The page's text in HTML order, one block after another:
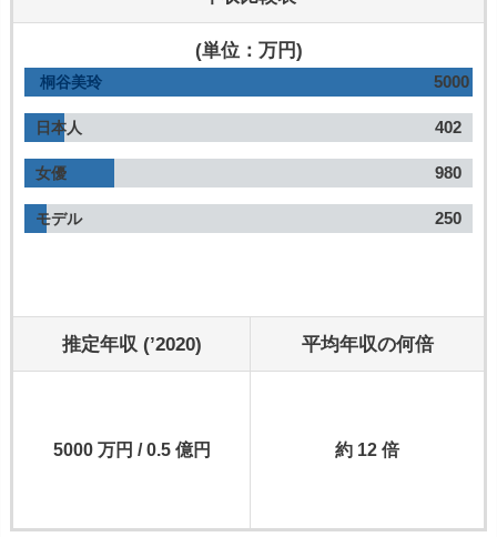
(単位：万円)
桐谷美玲 5000
日本人 402
女優 980
モデル 250
推定年収 (’2020) 平均年収の何倍
5000 万円 / 0.5 億円 約 12 倍